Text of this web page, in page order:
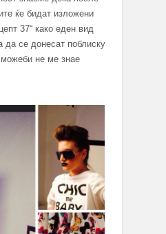
ќе бидат изложени
37“ како еден вид
се донесат поблиску
можеби не ме знае